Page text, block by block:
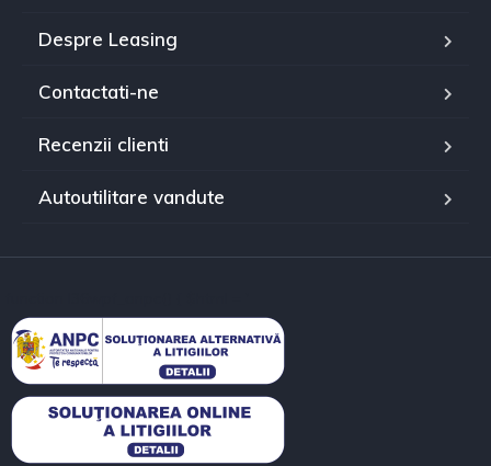
Despre Leasing
Contactati-ne
Recenzii clienti
Autoutilitare vandute